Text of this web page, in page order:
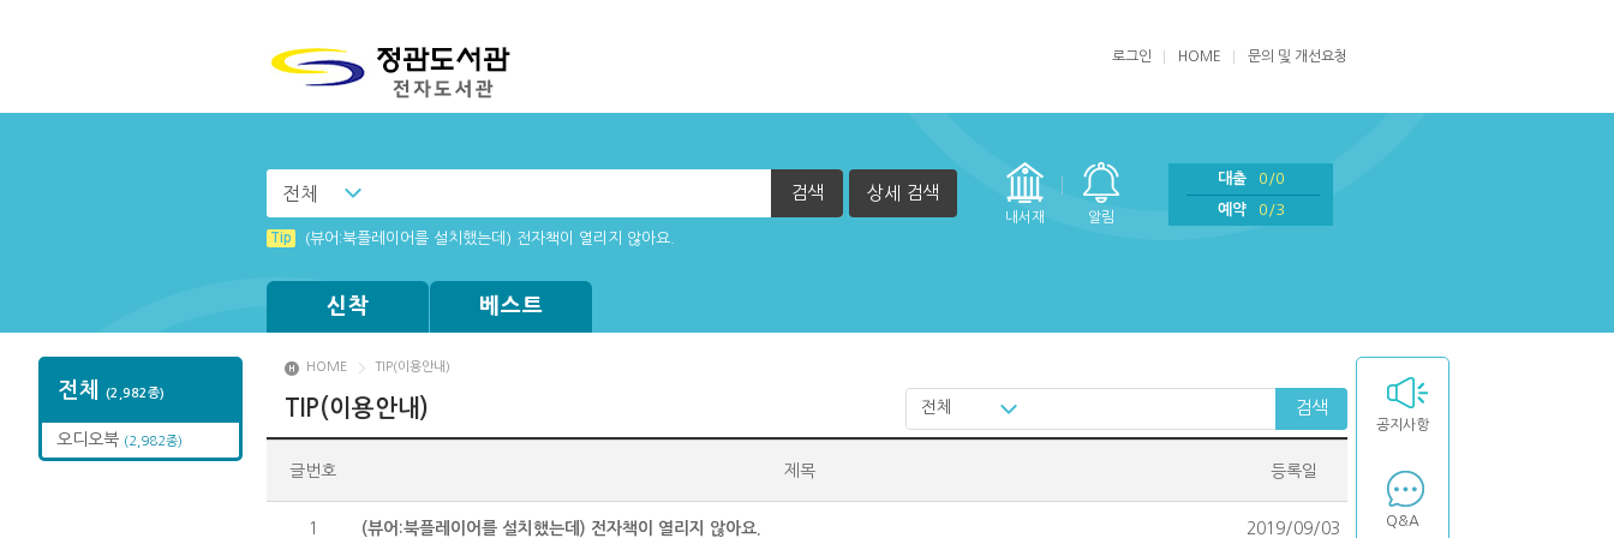
로그인 HOME 문의 및 개선요청
전체 검색 상세 검색
내서재 알림
대출
0/0
예약
0/3
Tip (뷰어:북플레이어를 설치했는데) 전자책이 열리지 않아요.
신착 베스트
전체 (2,982종)
오디오북 (2,982종)
공지사항
Q&A
HOME TIP(이용안내)
TIP(이용안내) 전체 검색
글번호 제목 등록일
1 (뷰어:북플레이어를 설치했는데) 전자책이 열리지 않아요. 2019/09/03